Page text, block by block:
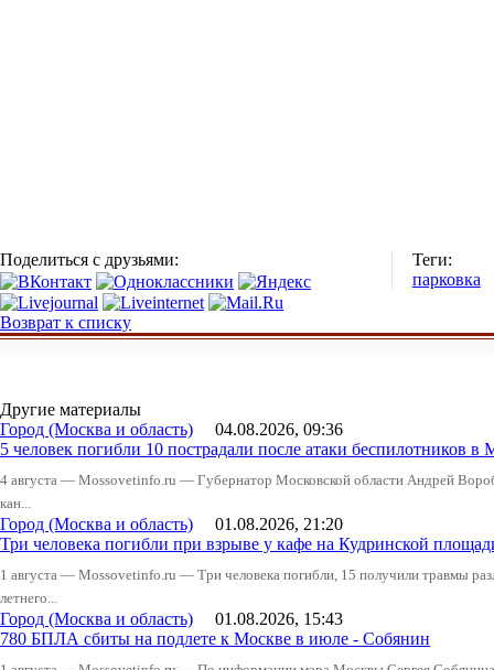
Поделиться с друзьями:
Теги:
парковка
Возврат к списку
Другие материалы
Город (Москва и область) 04.08.2026, 09:36
5 человек погибли 10 пострадали после атаки беспилотников в
4 августа — Mossovetinfo.ru — Губернатор Московской области Андрей
кан...
Город (Москва и область) 01.08.2026, 21:20
Три человека погибли при взрыве у кафе на Кудринской
1 августа — Mossovetinfo.ru — Три человека погибли, 15 получили травмы
летнего...
Город (Москва и область) 01.08.2026, 15:43
780 БПЛА сбиты на подлете к Москве в июле - Собянин